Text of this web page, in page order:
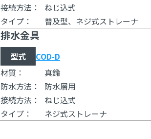
接続方法：
ねじ込式
タイプ：
普及型、ネジ式ストレーナ
排水金具
型式
COD-D
材質：
真鍮
防水方法：
防水層用
接続方法：
ねじ込式
タイプ：
ネジ式ストレーナ